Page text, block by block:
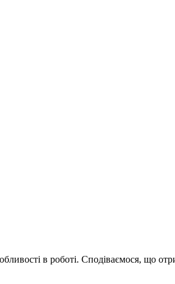
в роботі. Сподіваємося, що